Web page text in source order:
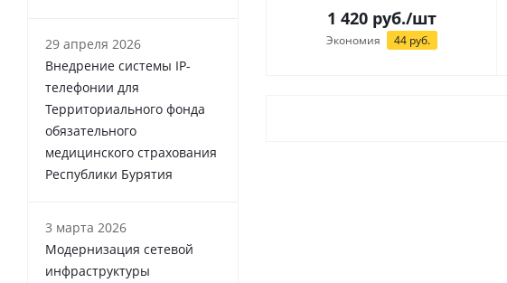
1 420 руб./шт
Экономия 44 руб.
29 апреля 2026
Внедрение системы IP-
телефонии для
Территориального фонда
обязательного
медицинского страхования
Республики Бурятия
3 марта 2026
Модернизация сетевой
инфраструктуры